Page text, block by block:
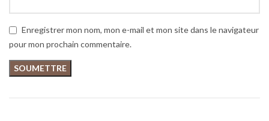
Enregistrer mon nom, mon e-mail et mon site dans le navigateur
pour mon prochain commentaire.